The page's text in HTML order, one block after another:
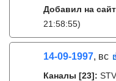
Добавил на
21:58:55)
14-09-1997, вс
Каналы [23]: